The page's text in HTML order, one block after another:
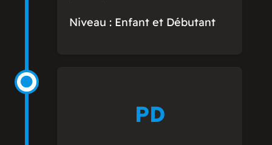
Niveau : Enfant et Débutant
PD